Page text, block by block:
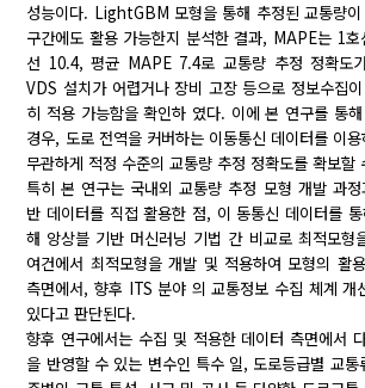
성능이다. LightGBM 모형을 통해 추정된 교통량
구간에도 활용 가능한지 분석한 결과, MAPE는 1
선 10.4, 평균 MAPE 7.4로 교통량 추정 정확도
VDS 설치가 어렵거나 장비 고장 등으로 정보수집
히 적용 가능함을 확인하 였다. 이에 본 연구를 통
경우, 도로 전역을 커버하는 이동통신 데이터를 이
무관하게 적정 수준의 교통량 추정 정확도를 확보할
특히 본 연구는 국내외 교통량 추정 모형 개발 과
반 데이터를 직접 활용한 점, 이 동통신 데이터를
해 앙상블 기반 머신러닝 기법 간 비교로 최적모형
여건에서 최적모형을 개발 및 적용하여 모형의 활
측면에서, 향후 ITS 분야 의 교통정보 수집 체계 개
있다고 판단된다.
향후 연구에서는 수집 및 적용한 데이터 측면에서
을 반영할 수 있는 변수인 특수 일, 도로등급별 교